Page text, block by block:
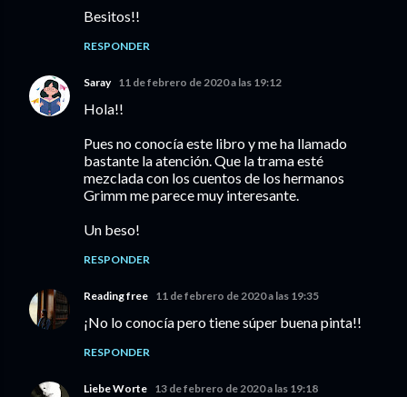
Besitos!!
RESPONDER
Saray 11 de febrero de 2020 a las 19:12
Hola!!
Pues no conocía este libro y me ha llamado
bastante la atención. Que la trama esté
mezclada con los cuentos de los hermanos
Grimm me parece muy interesante.
Un beso!
RESPONDER
Reading free 11 de febrero de 2020 a las 19:35
¡No lo conocía pero tiene súper buena pinta!!
RESPONDER
Liebe Worte 13 de febrero de 2020 a las 19:18